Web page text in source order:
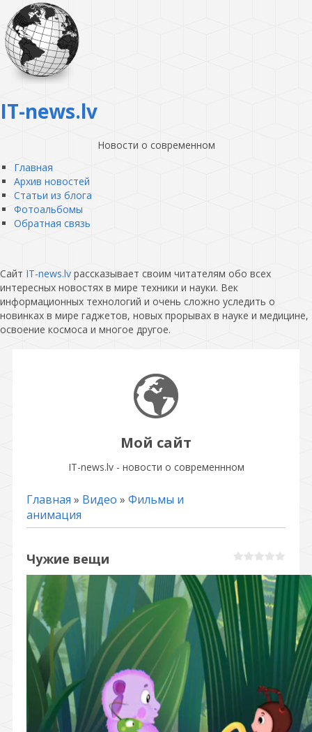
IT-news.lv
Новости о современном
Главная
Архив новостей
Статьи из блога
Фотоальбомы
Обратная связь
Сайт IT-news.lv рассказывает своим читателям обо всех
интересных новостях в мире техники и науки. Век
информационных технологий и очень сложно уследить о
новинках в мире гаджетов, новых прорывах в науке и медицине,
освоение космоса и многое другое.
Мой сайт
IT-news.lv - новости о современнном
Главная » Видео » Фильмы и
анимация
Чужие вещи